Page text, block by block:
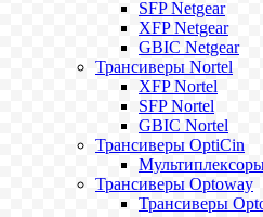
SFP Netgear
XFP Netgear
GBIC Netgear
Трансиверы Nortel
XFP Nortel
SFP Nortel
GBIC Nortel
Трансиверы OptiCin
Трансиверы Optoway
Трансиверы